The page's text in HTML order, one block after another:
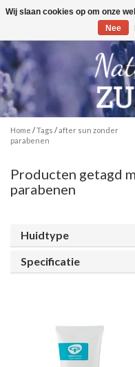
Toggle
Home /Tags /after sun zonder
parabenen
Producten getagd
parabenen
Huidtype
Specificatie
Wij slaan cookies op om onze
Nee